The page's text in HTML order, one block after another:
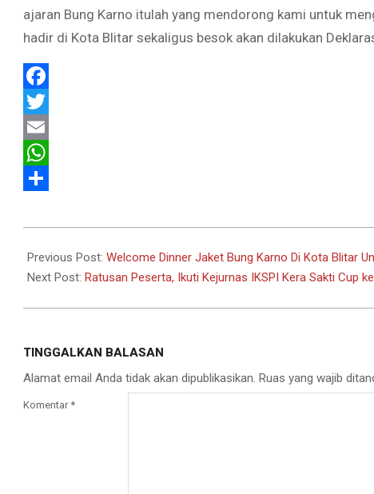
ajaran Bung Karno itulah yang mendorong kami untuk
hadir di Kota Blitar sekaligus besok akan dilakukan
Facebook
Twitter
Email
WhatsApp
06-
22
Previous Post: Welcome Dinner Jaket Bung Karno Di Kota Blitar
Next Post: Ratusan Peserta, Ikuti Kejurnas IKSPI Kera Sakti Cup
TINGGALKAN BALASAN
Alamat email Anda tidak akan dipublikasikan. Ruas yang wajib
Komentar *